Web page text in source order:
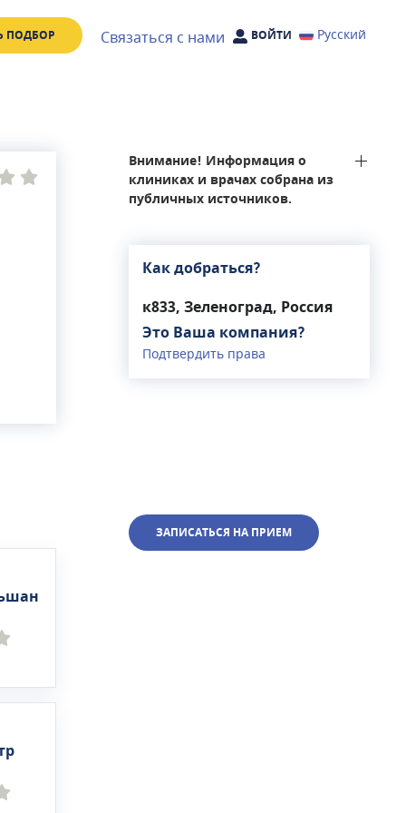
ПОДБОР Связаться с нами ВОЙТИ Русский
Внимание! Информация о
клиниках и врачах собрана из
публичных источников.
Как добраться?
к833, Зеленоград, Россия
Это Ваша компания?
Подтвердить права
ЗАПИСАТЬСЯ НА ПРИЕМ